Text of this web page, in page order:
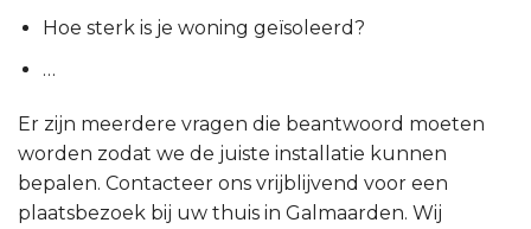
Hoe sterk is je woning geïsoleerd?
…
Er zijn meerdere vragen die beantwoord moeten
worden zodat we de juiste installatie kunnen
bepalen. Contacteer ons vrijblijvend voor een
plaatsbezoek bij uw thuis in Galmaarden. Wij